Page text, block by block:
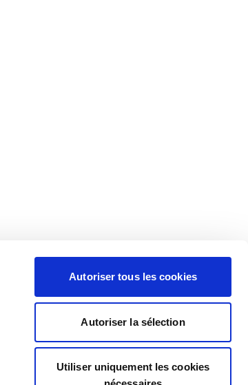
Autoriser tous les cookies
Autoriser la sélection
Utiliser uniquement les cookies